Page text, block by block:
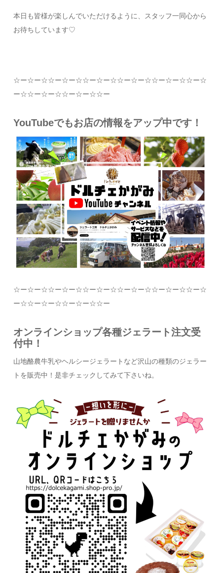
本日も皆様が楽しんでいただけるように、スタッフ一同心から
お待ちしています♡
☆ー☆ー☆☆ー☆ー☆☆ー☆ー☆☆ー☆ー☆☆ー☆ー☆☆ー☆
ー☆☆ー☆ー☆☆ー☆ー☆☆ー
YouTubeでもお店の情報をアップ中です！
☆ー☆ー☆☆ー☆ー☆☆ー☆ー☆☆ー☆ー☆☆ー☆ー☆☆ー☆
ー☆☆ー☆ー☆☆ー☆ー☆☆ー
オンラインショップ各種ジェラート注文受
付中！
山地酪農牛乳やヘルシージェラートなど沢山の種類のジェラー
トを販売中！是非チェックしてみて下さいね。